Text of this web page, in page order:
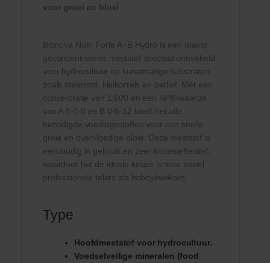
voor groei en bloei
Bionova Nutri Forte A+B Hydro is een uiterst
geconcentreerde meststof speciaal ontwikkeld
voor hydrocultuur op kunstmatige substraten
zoals steenwol, kleikorrels en perliet. Met een
concentratie van 1:600 en een NPK-waarde
van A 8-0-0 en B 0-6-12 biedt het alle
benodigde voedingsstoffen voor een snelle
groei en overvloedige bloei. Deze meststof is
eenvoudig in gebruik en zeer kosteneffectief,
waardoor het de ideale keuze is voor zowel
professionele telers als hobbykwekers.
Type
Hoofdmeststof voor hydrocultuur.
Voedselveilige mineralen (food